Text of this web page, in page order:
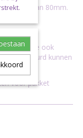
van 80mm.
Wanneer je ook
verstuurd kunnen
voor pakket